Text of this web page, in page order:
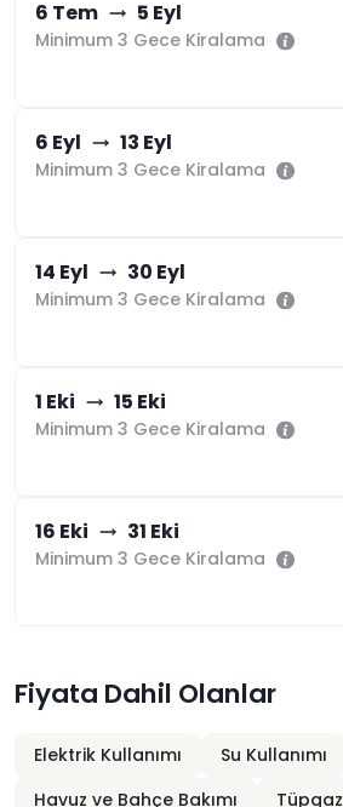
6 Tem 5 Eyl
Minimum 3 Gece Kiralama
6 Eyl 13 Eyl
Minimum 3 Gece Kiralama
14 Eyl 30 Eyl
Minimum 3 Gece Kiralama
1 Eki 15 Eki
Minimum 3 Gece Kiralama
16 Eki 31 Eki
Minimum 3 Gece Kiralama
Fiyata Dahil Olanlar
Elektrik Kullanımı Su Kullanımı
Havuz ve Bahçe Bakımı
Tüpgaz